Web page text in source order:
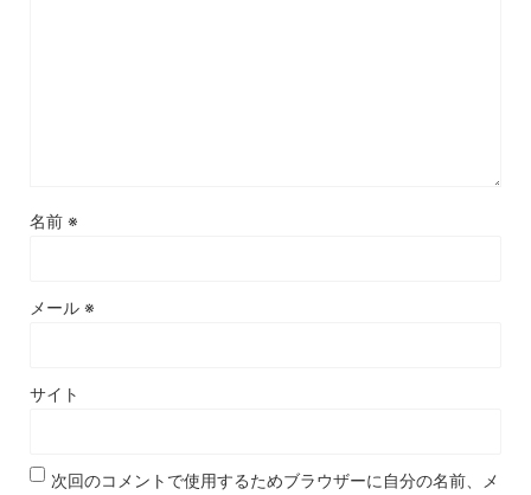
名前 ※
メール ※
サイト
次回のコメントで使用するためブラウザーに自分の名前、メ